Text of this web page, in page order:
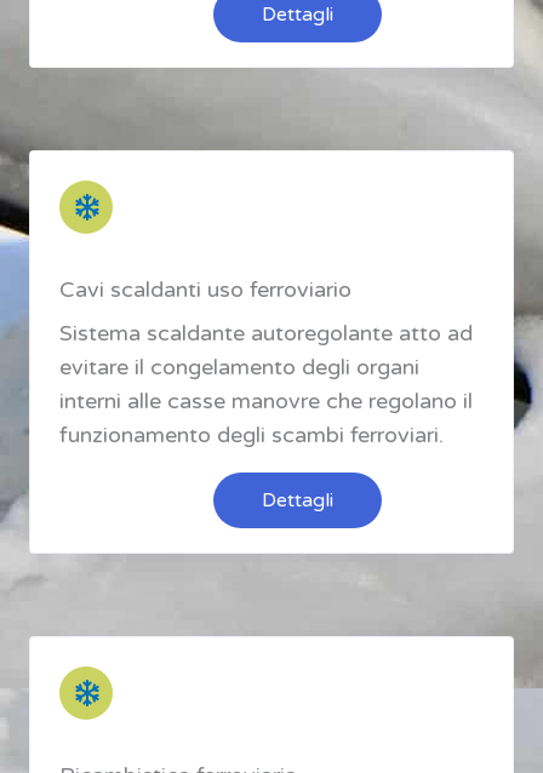
Dettagli
Cavi scaldanti uso ferroviario
Sistema scaldante autoregolante atto ad
evitare il congelamento degli organi
interni alle casse manovre che regolano il
funzionamento degli scambi ferroviari.
Dettagli